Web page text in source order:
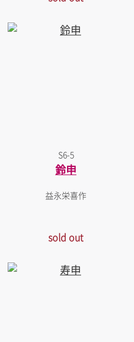
S6-5
鈴申
益永栄喜作
sold out